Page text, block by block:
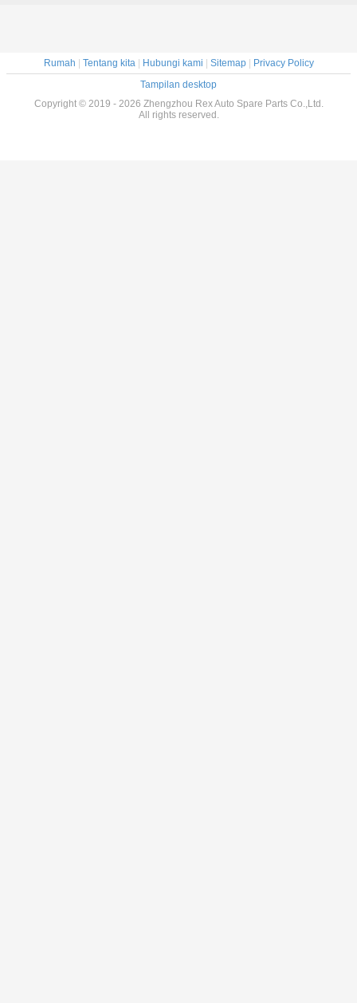
Rumah | Tentang kita| Hubungi kami | Sitemap| Privacy Policy
Tampilan desktop
Copyright © 2019 - 2026 Zhengzhou Rex Auto Spare Parts Co.,Ltd.
All rights reserved.